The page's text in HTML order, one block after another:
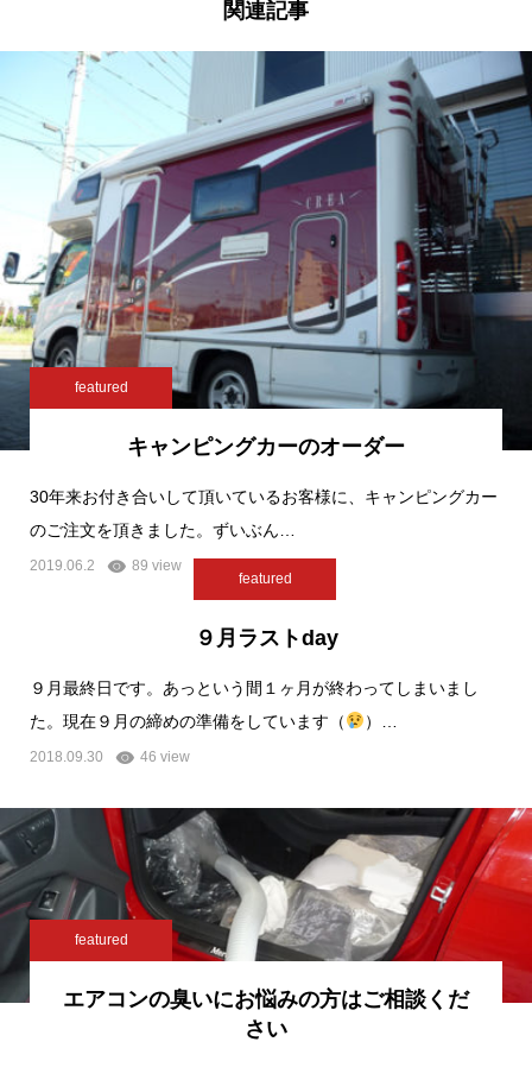
関連記事
featured
キャンピングカーのオーダー
30年来お付き合いして頂いているお客様に、キャンピングカー
のご注文を頂きました。ずいぶん…
2019.06.2 89 view
featured
９月ラストday
９月最終日です。あっという間１ヶ月が終わってしまいまし
た。現在９月の締めの準備をしています（
）…
2018.09.30 46 view
featured
エアコンの臭いにお悩みの方はご相談くだ
さい